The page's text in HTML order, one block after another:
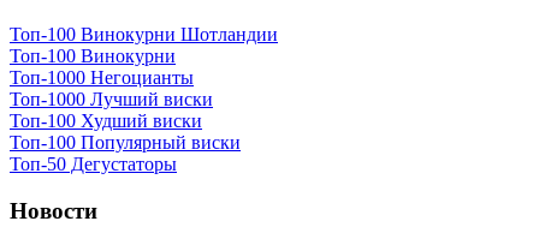
Топ-100 Винокурни Шотландии
Топ-100 Винокурни
Топ-1000 Негоцианты
Топ-1000 Лучший виски
Топ-100 Худший виски
Топ-100 Популярный виски
Топ-50 Дегустаторы
Новости